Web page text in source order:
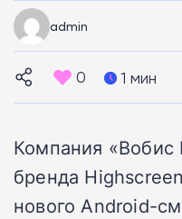
admin
0 1 мин
Компания
бренда
нового Android-